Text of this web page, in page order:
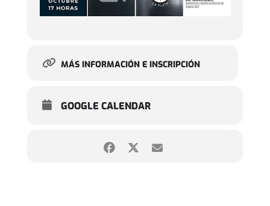
MÁS INFORMACIÓN E INSCRIPCIÓN
GOOGLE CALENDAR